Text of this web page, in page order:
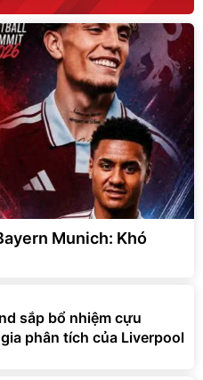
Munich: Khó
sắp bổ nhiệm cựu
phân tích của Liverpool